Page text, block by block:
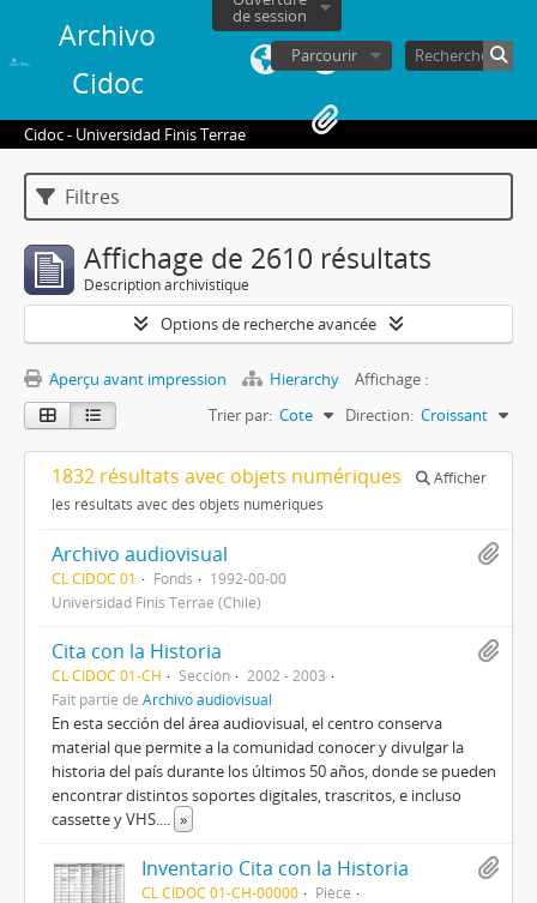
Archivo
Cidoc
de session
Parcourir
Cidoc - Universidad Finis Terrae
Filtres
Affichage de 2610 résultats
Description archivistique
Options de recherche avancée
Aperçu avant impression Hierarchy
Affichage :
Trier par: Cote Direction: Croissant
1832 résultats avec objets numériques
Afficher
les résultats avec des objets numériques
Archivo audiovisual
CL CIDOC 01 Fonds
1992-00-00
Universidad Finis Terrae (Chile)
Cita con la Historia
CL CIDOC 01-CH Sección
2002 - 2003
Fait partie de Archivo audiovisual
En esta sección del área audiovisual, el centro conserva
material que permite a la comunidad conocer y divulgar la
historia del país durante los últimos 50 años, donde se pueden
encontrar distintos soportes digitales, trascritos, e incluso
cassette y VHS.... »
Inventario Cita con la Historia
CL CIDOC 01-CH-00000
Pièce